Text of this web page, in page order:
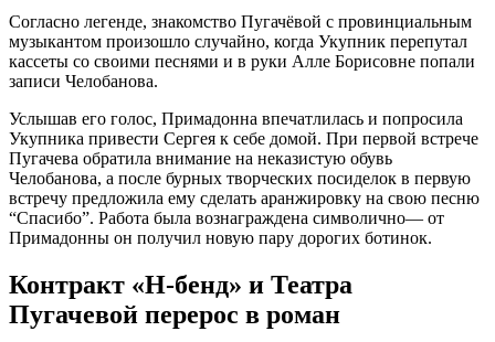
Согласно легенде, знакомство Пугачёвой с провинциальным
музыкантом произошло случайно, когда Укупник перепутал
кассеты со своими песнями и в руки Алле Борисовне попали
записи Челобанова.
Услышав его голос, Примадонна впечатлилась и попросила
Укупника привести Сергея к себе домой. При первой встрече
Пугачева обратила внимание на неказистую обувь
Челобанова, а после бурных творческих посиделок в первую
встречу предложила ему сделать аранжировку на свою песню
“Спасибо”. Работа была вознаграждена символично— от
Примадонны он получил новую пару дорогих ботинок.
Контракт «Н-бенд» и Театра
Пугачевой перерос в роман